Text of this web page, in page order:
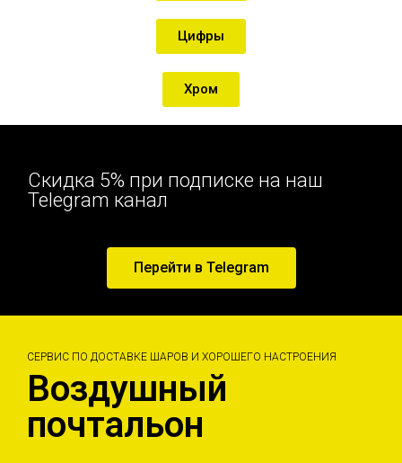
Цифры
Хром
Скидка 5% при подписке на наш
Telegram канал
Перейти в Telegram
СЕРВИС ПО ДОСТАВКЕ ШАРОВ И ХОРОШЕГО НАСТРОЕНИЯ
Воздушный
почтальон